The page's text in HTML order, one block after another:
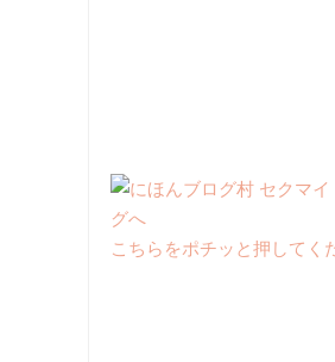
こちらをポチッと押してく